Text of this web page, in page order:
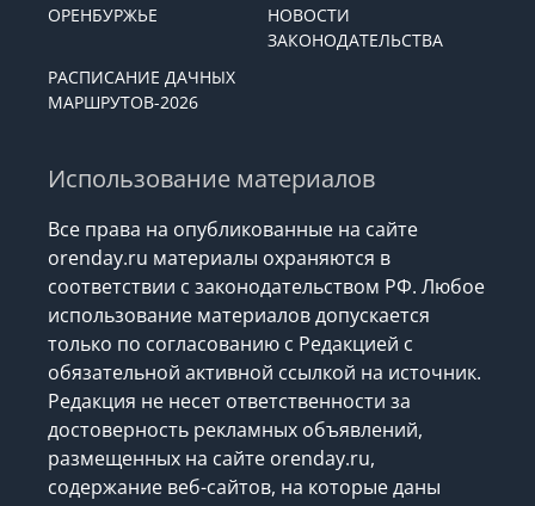
ОРЕНБУРЖЬЕ
НОВОСТИ
ЗАКОНОДАТЕЛЬСТВА
РАСПИСАНИЕ ДАЧНЫХ
МАРШРУТОВ-2026
Использование материалов
Все права на опубликованные на сайте
orenday.ru материалы охраняются в
соответствии с законодательством РФ. Любое
использование материалов допускается
только по согласованию с Редакцией с
обязательной активной ссылкой на источник.
Редакция не несет ответственности за
достоверность рекламных объявлений,
размещенных на сайте orenday.ru,
содержание веб-сайтов, на которые даны